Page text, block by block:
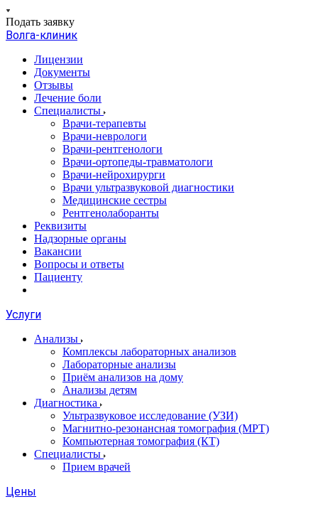
Подать заявку
Волга-клиник
Лицензии
Документы
Отзывы
Лечение боли
Специалисты
Врачи-терапевты
Врачи-неврологи
Врачи-рентгенологи
Врачи-ортопеды-травматологи
Врачи-нейрохирурги
Врачи ультразвуковой диагностики
Медицинские сестры
Рентгенолаборанты
Реквизиты
Надзорные органы
Вакансии
Вопросы и ответы
Пациенту
Услуги
Анализы
Комплексы лабораторных анализов
Лабораторные анализы
Приём анализов на дому
Анализы детям
Диагностика
Ультразвуковое исследование (УЗИ)
Магнитно-резонансная томография (МРТ)
Компьютерная томография (КТ)
Специалисты
Прием врачей
Цены